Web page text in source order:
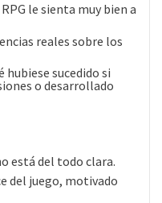
le sienta muy bien a
reales sobre los
sucedido si
o desarrollado
está del todo clara.
del juego, motivado